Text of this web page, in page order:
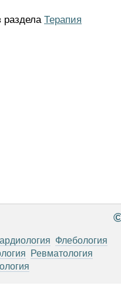
раздела Терапия
Флебология
Ревматология